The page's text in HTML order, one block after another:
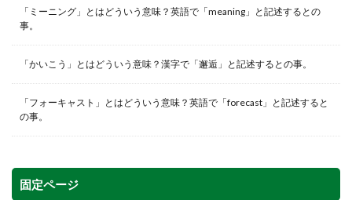
「ミーニング」とはどういう意味？英語で「meaning」と記述するとの
事。
「かいこう」とはどういう意味？漢字で「邂逅」と記述するとの事。
「フォーキャスト」とはどういう意味？英語で「forecast」と記述すると
の事。
固定ページ